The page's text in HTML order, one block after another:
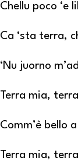
Chellu poco ‘e
Ca ‘sta terra,
‘Nu juorno
Terra mia,
Comm’è bello
Terra mia,